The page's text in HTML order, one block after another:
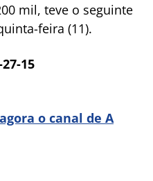
mil, teve o seguinte
feira (11).
15
o canal de A